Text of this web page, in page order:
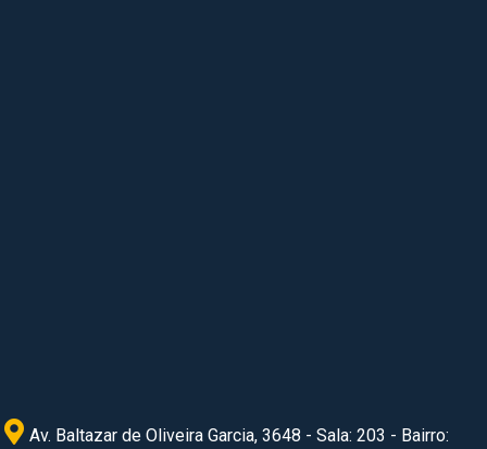
Av. Baltazar de Oliveira Garcia, 3648 - Sala: 203 - Bairro: